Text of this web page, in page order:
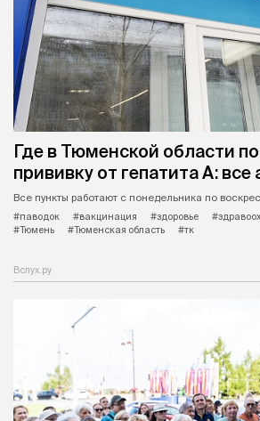
Где в Тюменской области
прививку от гепатита А: все
Все пункты работают с понедельника по
#паводок
#вакцинация #здоровье
#Тюмень
#Тюменская область #тк
Вслух.ру